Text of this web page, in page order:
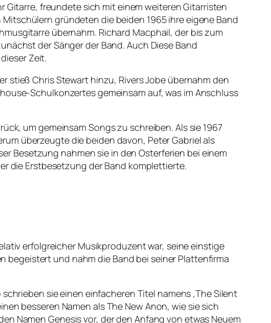
Gitarre, freundete sich mit einem weiteren Gitarristen
gründeten die beiden 1965 ihre eigene Band
übernahm. Richard Macphail, der bis zum
der Sänger der Band. Auch Diese Band
Zeit.
stieß Chris Stewart hinzu, Rivers Jobe übernahm den
Schulkonzertes gemeinsam auf, was im Anschluss
um gemeinsam Songs zu schreiben. Als sie 1967
überzeugte die beiden davon, Peter Gabriel als
Besetzung nahmen sie in den Osterferien bei einem
die Erstbesetzung der Band komplettierte.
erfolgreicher Musikproduzent war, seine einstige
begeistert und nahm die Band bei seiner Plattenfirma
sie einen einfacheren Titel namens ‚The Silent
besseren Namen als The New Anon, wie sie sich
Namen Genesis vor, der den Anfang von etwas Neuem